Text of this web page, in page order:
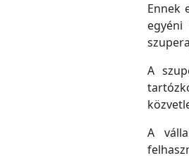
Ennek
A
A